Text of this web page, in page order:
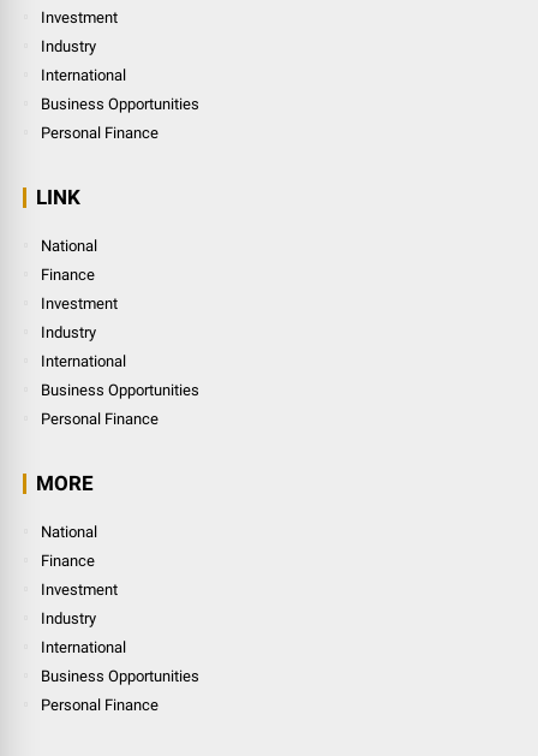
Investment
Industry
International
Business Opportunities
Personal Finance
LINK
National
Finance
Investment
Industry
International
Business Opportunities
Personal Finance
MORE
National
Finance
Investment
Industry
International
Business Opportunities
Personal Finance